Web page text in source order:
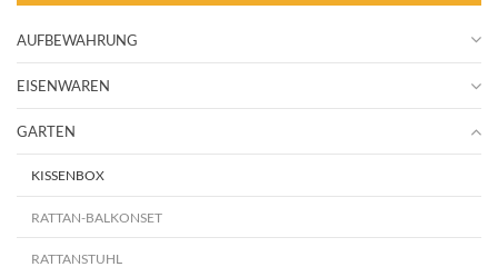
AUFBEWAHRUNG
EISENWAREN
GARTEN
KISSENBOX
RATTAN-BALKONSET
RATTANSTUHL